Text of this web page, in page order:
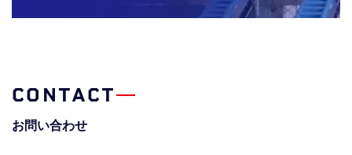
CONTACT
お問い合わせ